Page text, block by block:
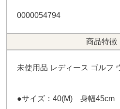
0000054794
商品特徴
未使用品 レディース ゴルフ
●サイズ：40(M) 身幅